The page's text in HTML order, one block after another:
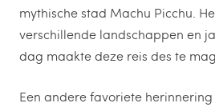
mythische stad Machu Picchu.
verschillende landschappen en
dag maakte deze reis des te
Een andere favoriete